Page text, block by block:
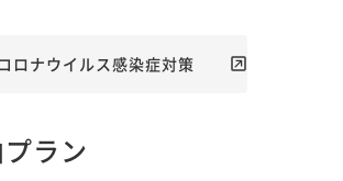
ロナウイルス感染症対策
ラン